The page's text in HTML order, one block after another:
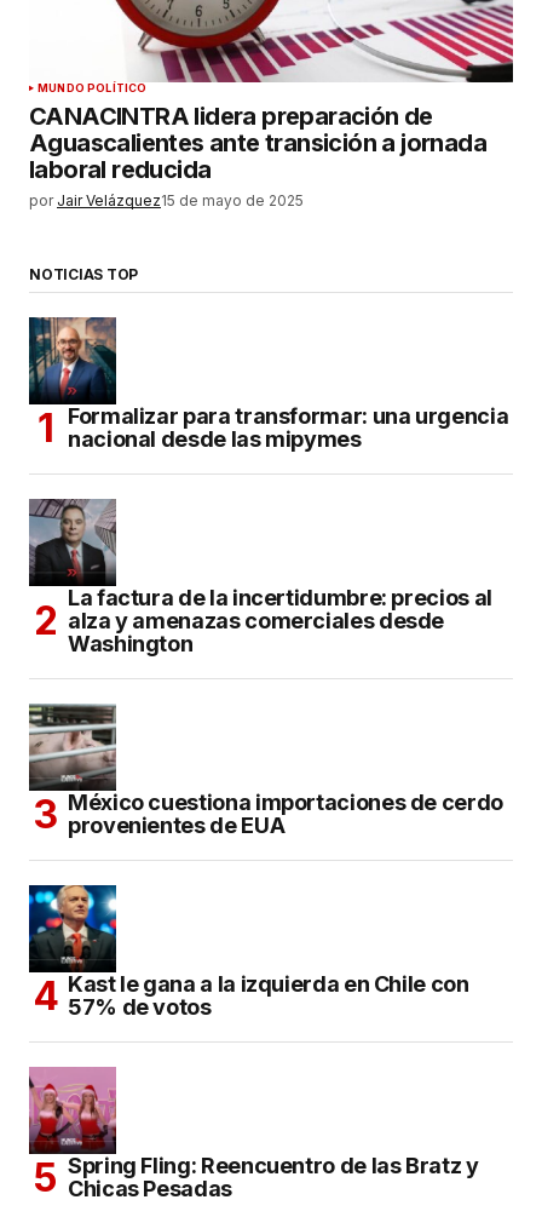
MUNDO POLÍTICO
CANACINTRA lidera preparación de
Aguascalientes ante transición a jornada
laboral reducida
por Jair Velázquez15 de mayo de 2025
NOTICIAS TOP
Formalizar para transformar: una urgencia
nacional desde las mipymes
La factura de la incertidumbre: precios al
alza y amenazas comerciales desde
Washington
México cuestiona importaciones de cerdo
provenientes de EUA
Kast le gana a la izquierda en Chile con
57% de votos
Spring Fling: Reencuentro de las Bratz y
Chicas Pesadas